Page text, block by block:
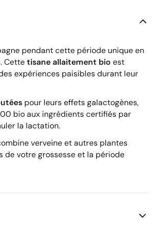
pendant cette période unique en
Cettetisane allaitement bio est
expériences paisibles durant leur
pour leurs effets galactogènes,
bio aux ingrédients certifiés par
la lactation.
verveine et autres plantes
de votre grossesse et la période